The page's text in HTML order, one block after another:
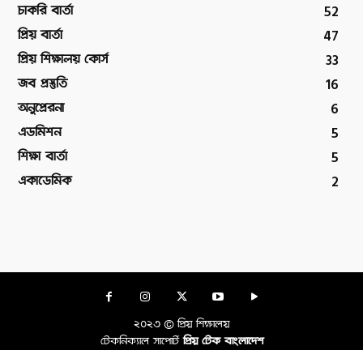
চাকরি বার্তা 52
প্রিয় বার্তা 47
প্রিয় শিক্ষালয় কোর্স 33
জব প্রস্তুতি 16
অনুপ্রেরনা 6
এডমিশন 5
শিক্ষা বার্তা 5
একাডেমিক 2
২০২৩ © প্রিয় শিক্ষালয়
টেকনিক্যাল সাপোর্টপ্রিয় টেক বাংলাদেশ